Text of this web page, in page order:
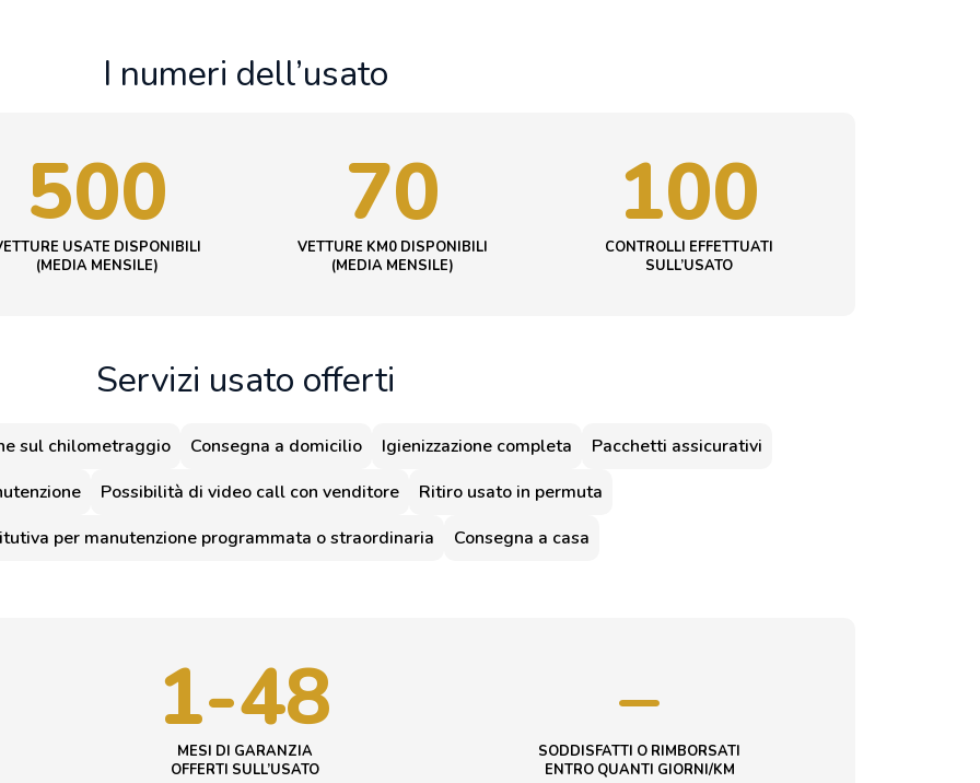
I numeri dell’usato
500
USATE DISPONIBILI
(MEDIA MENSILE)
70
VETTURE KM0 DISPONIBILI
(MEDIA MENSILE)
100
CONTROLLI EFFETTUATI
SULL’USATO
Servizi usato offerti
sul chilometraggio Consegna a domicilio Igienizzazione completa
Pacchetti assicurativi
Possibilità di video call con venditore
Ritiro usato in permuta
per manutenzione programmata o straordinaria
Consegna a casa
1-48
MESI DI GARANZIA
OFFERTI SULL’USATO
–
SODDISFATTI O RIMBORSATI
ENTRO QUANTI GIORNI/KM